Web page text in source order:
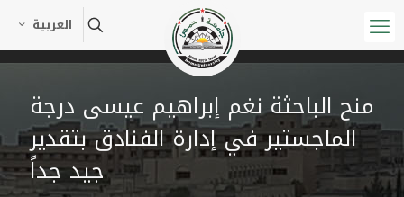
العربية
منح الباحثة نغم إبراهيم عيسى درجة
الماجستير في إدارة الفنادق بتقدير
جيد جداً